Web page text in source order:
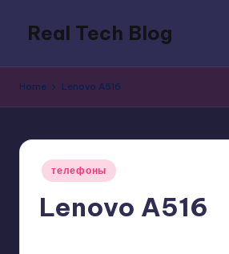
content
Real Tech Blog
on
and
digital
policy.
Home Lenovo A516
Posted
in
телефоны
Lenovo A516